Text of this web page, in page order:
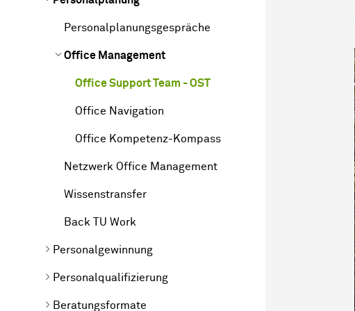
Personalplanungsgespräche
Office Management
Office Support Team - OST
Office Navigation
Office Kompetenz-Kompass
Netzwerk Office Management
Wissenstransfer
Back TU Work
Personalgewinnung
Personalqualifizierung
Beratungsformate